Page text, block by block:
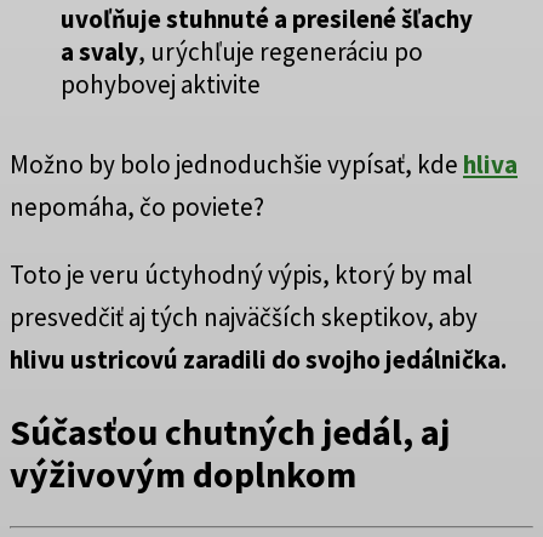
uvoľňuje stuhnuté a presilené šľachy
a svaly, urýchľuje regeneráciu po
pohybovej aktivite
Možno by bolo jednoduchšie vypísať, kde hliva
nepomáha, čo poviete?
Toto je veru úctyhodný výpis, ktorý by mal
presvedčiť aj tých najväčších skeptikov, aby
hlivu ustricovú zaradili do svojho jedálnička.
Súčasťou chutných jedál, aj
výživovým doplnkom